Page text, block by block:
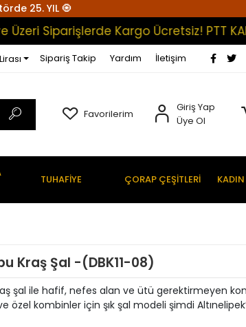
25. YIL 🧿
Siparişlerde Kargo Ücretsiz! PTT KARGO-
Sipariş Takip Yardım İletişim
Favorilerim
Giriş Yap
Üye Ol
TUHAFİYE ÇORAP ÇEŞİTLERİ
Kraş Şal -(DBK11-08)
şal ile hafif, nefes alan ve ütü gerektirmeyen
özel kombinler için şık şal modeli şimdi